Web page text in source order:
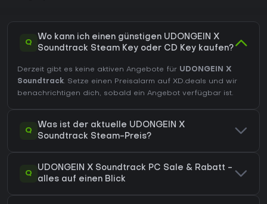
Q
Wo kann ich einen günstigen UDONGEIN X
Soundtrack Steam Key oder CD Key kaufen?
Derzeit gibt es keine aktiven Angebote für UDONGEIN X
Soundtrack. Setze einen Preisalarm auf XD.deals und wir
benachrichtigen dich, sobald ein Angebot verfügbar ist.
Q
Was ist der aktuelle UDONGEIN X
Soundtrack Steam-Preis?
Q
UDONGEIN X Soundtrack PC Sale & Rabatt -
alles auf einen Blick